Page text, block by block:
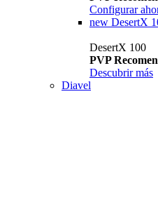
Configurar
new DesertX
DesertX 100
PVP
Descubrir más
Diavel